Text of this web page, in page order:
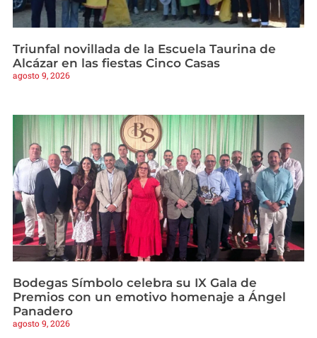
Triunfal novillada de la Escuela Taurina de
Alcázar en las fiestas Cinco Casas
agosto 9, 2026
Bodegas Símbolo celebra su IX Gala de
Premios con un emotivo homenaje a Ángel
Panadero
agosto 9, 2026